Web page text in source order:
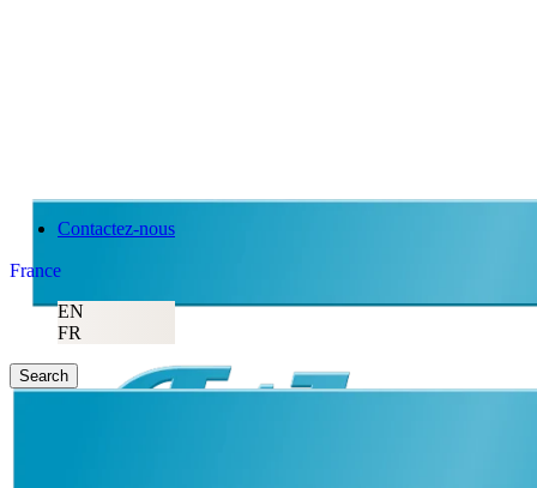
Contactez-nous
France
EN
FR
Search